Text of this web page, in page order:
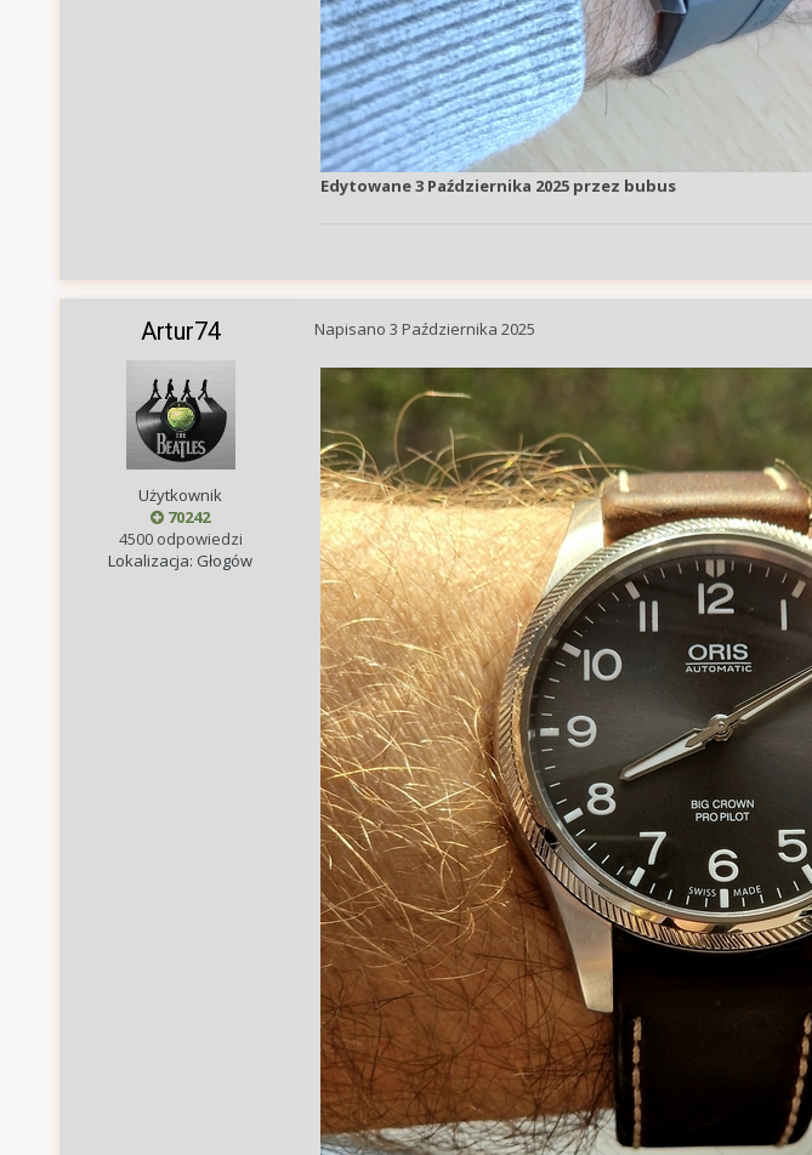
Edytowane3 Października 2025przez bubus
Artur74
Użytkownik
70242
4500 odpowiedzi
Lokalizacja: Głogów
Napisano 3 Października 2025